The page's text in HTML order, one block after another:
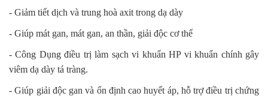
- Giảm tiết dịch và trung hoà axit trong dạ dày
- Giúp mát gan, mát gan, an thần, giải độc cơ thể
- Công Dụng điều trị làm sạch vi khuẩn HP vi khuẩn chính gây
viêm dạ dày tá tràng.
- Giúp giải độc gan và ổn định cao huyết áp, hỗ trợ điều trị chứng